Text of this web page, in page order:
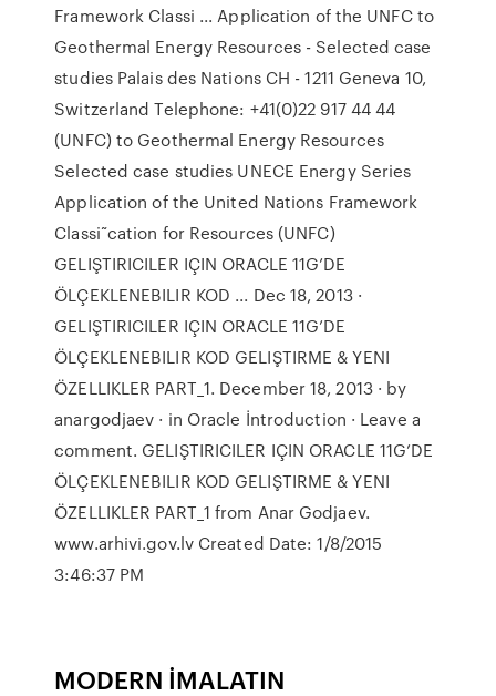
Framework Classi ... Application of the UNFC to
Geothermal Energy Resources - Selected case
studies Palais des Nations CH - 1211 Geneva 10,
Switzerland Telephone: +41(0)22 917 44 44
(UNFC) to Geothermal Energy Resources
Selected case studies UNECE Energy Series
Application of the United Nations Framework
Classi˜cation for Resources (UNFC)
GELIŞTIRICILER IÇIN ORACLE 11G’DE
ÖLÇEKLENEBILIR KOD ... Dec 18, 2013 ·
GELIŞTIRICILER IÇIN ORACLE 11G’DE
ÖLÇEKLENEBILIR KOD GELIŞTIRME & YENI
ÖZELLIKLER PART_1. December 18, 2013 · by
anargodjaev · in Oracle İntroduction · Leave a
comment. GELIŞTIRICILER IÇIN ORACLE 11G’DE
ÖLÇEKLENEBILIR KOD GELIŞTIRME & YENI
ÖZELLIKLER PART_1 from Anar Godjaev.
www.arhivi.gov.lv Created Date: 1/8/2015
3:46:37 PM
MODERN İMALATIN